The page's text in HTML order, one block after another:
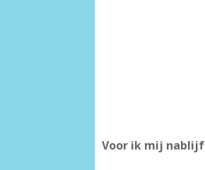
Voor ik mij nablijf